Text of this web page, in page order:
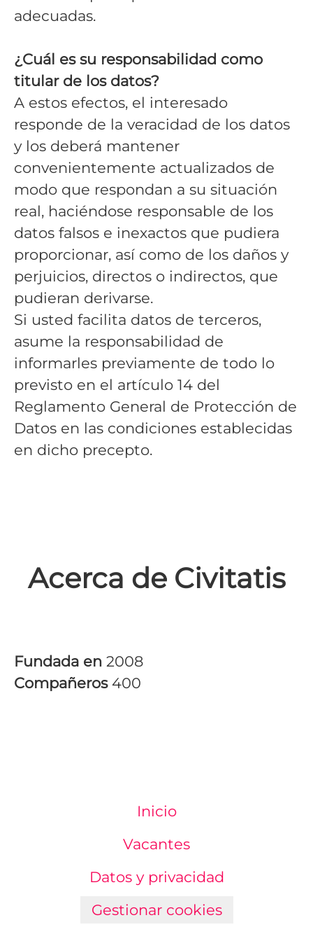
adecuadas.
¿Cuál es su responsabilidad como
titular de los datos?
A estos efectos, el interesado
responde de la veracidad de los datos
y los deberá mantener
convenientemente actualizados de
modo que respondan a su situación
real, haciéndose responsable de los
datos falsos e inexactos que pudiera
proporcionar, así como de los daños y
perjuicios, directos o indirectos, que
pudieran derivarse.
Si usted facilita datos de terceros,
asume la responsabilidad de
informarles previamente de todo lo
previsto en el artículo 14 del
Reglamento General de Protección de
Datos en las condiciones establecidas
en dicho precepto.
Acerca de Civitatis
Fundada en 2008
Compañeros 400
Inicio
Vacantes
Datos y privacidad
Gestionar cookies